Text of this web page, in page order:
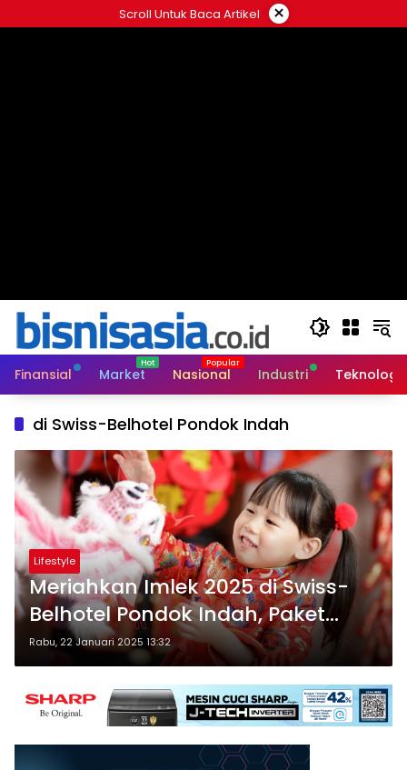
ke
Scroll Untuk Baca Artikel ×
Finansial Market Nasional Industri Teknologi
di Swiss-Belhotel Pondok Indah
Lifestyle
Meriahkan Imlek 2025 di Swiss-
Belhotel Pondok Indah, Paket
Menginap & Makan Malam
Sepuasnya!
Rabu, 22 Januari 2025 13:32